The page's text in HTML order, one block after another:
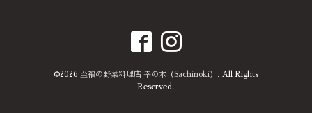
©2026 至福の野菜料理店 幸の木（Sachinoki） . All Rights
Reserved.